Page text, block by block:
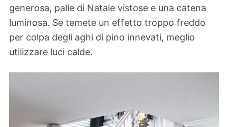
generosa, palle di Natale vistose e una catena
luminosa. Se temete un effetto troppo freddo
per colpa degli aghi di pino innevati, meglio
utilizzare luci calde.